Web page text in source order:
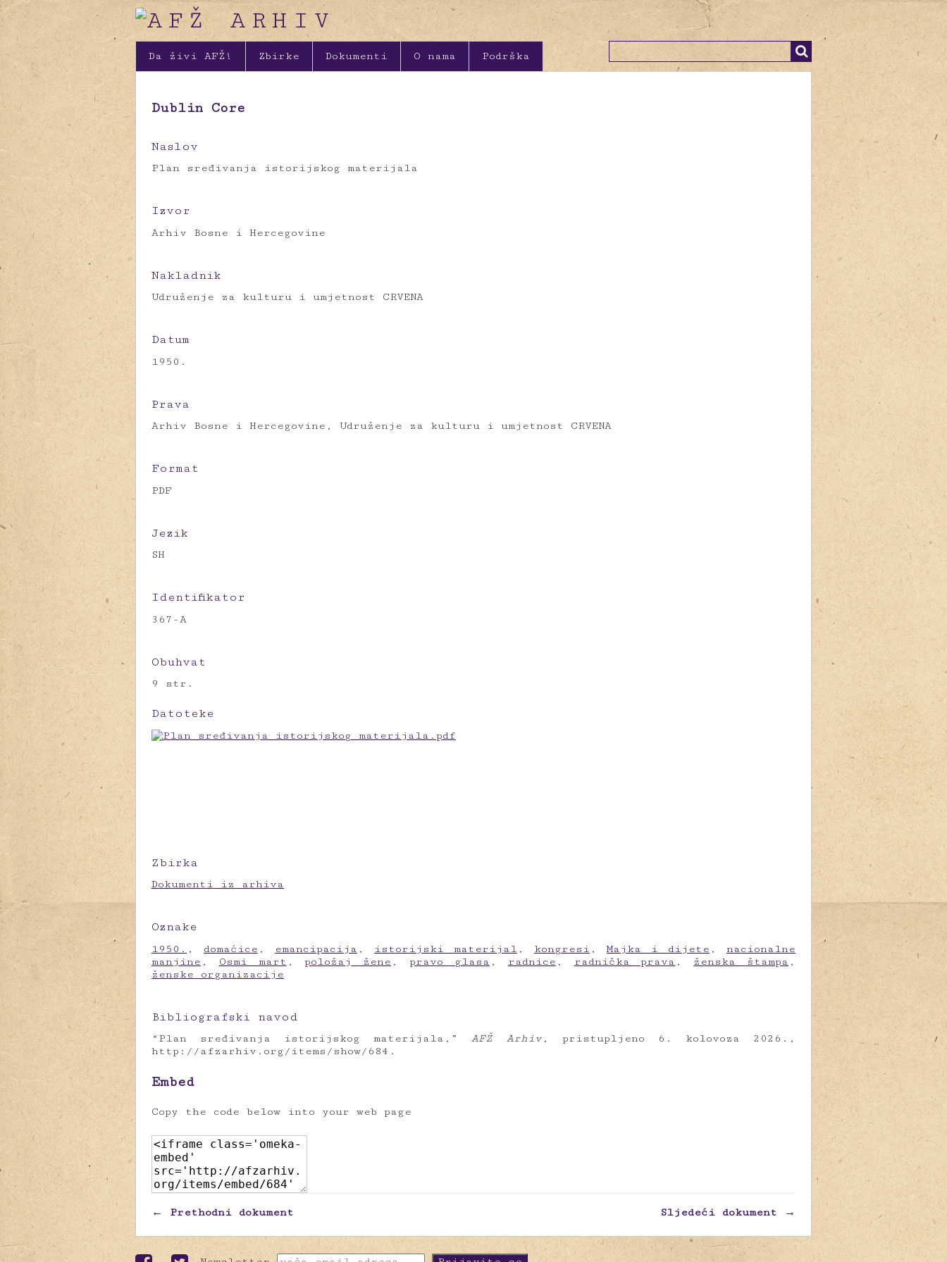
Da živi AFŽ! Zbirke Dokumenti O nama Podrška
Dublin Core
Naslov
Plan sređivanja istorijskog materijala
Izvor
Arhiv Bosne i Hercegovine
Nakladnik
Udruženje za kulturu i umjetnost CRVENA
Datum
1950.
Prava
Arhiv Bosne i Hercegovine, Udruženje za kulturu i umjetnost CRVENA
Format
PDF
Jezik
SH
Identifikator
367-A
Obuhvat
9 str.
Datoteke
Zbirka
Dokumenti iz arhiva
Oznake
1950. , domaćice , emancipacija , istorijski materijal , kongresi ,Majka i dijete , nacionalne
manjine , Osmi mart , položaj žene , pravo glasa , radnice , radnička prava , ženska štampa ,
ženske organizacije
Bibliografski navod
“Plan sređivanja istorijskog materijala,”AFŽ Arhiv, pristupljeno 6. kolovoza 2026.,
http://afzarhiv.org/items/show/684 .
Embed
Copy the code below into your web page
← Prethodni dokument Sljedeći dokument →